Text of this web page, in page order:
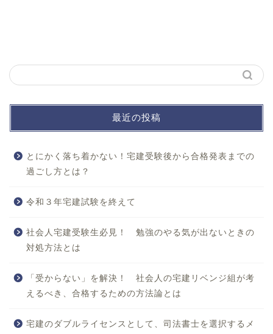
最近の投稿
とにかく落ち着かない！宅建受験後から合格発表までの
過ごし方とは？
令和３年宅建試験を終えて
社会人宅建受験生必見！ 勉強のやる気が出ないときの
対処方法とは
「受からない」を解決！ 社会人の宅建リベンジ組が考
えるべき、合格するための方法論とは
宅建のダブルライセンスとして、司法書士を選択するメ